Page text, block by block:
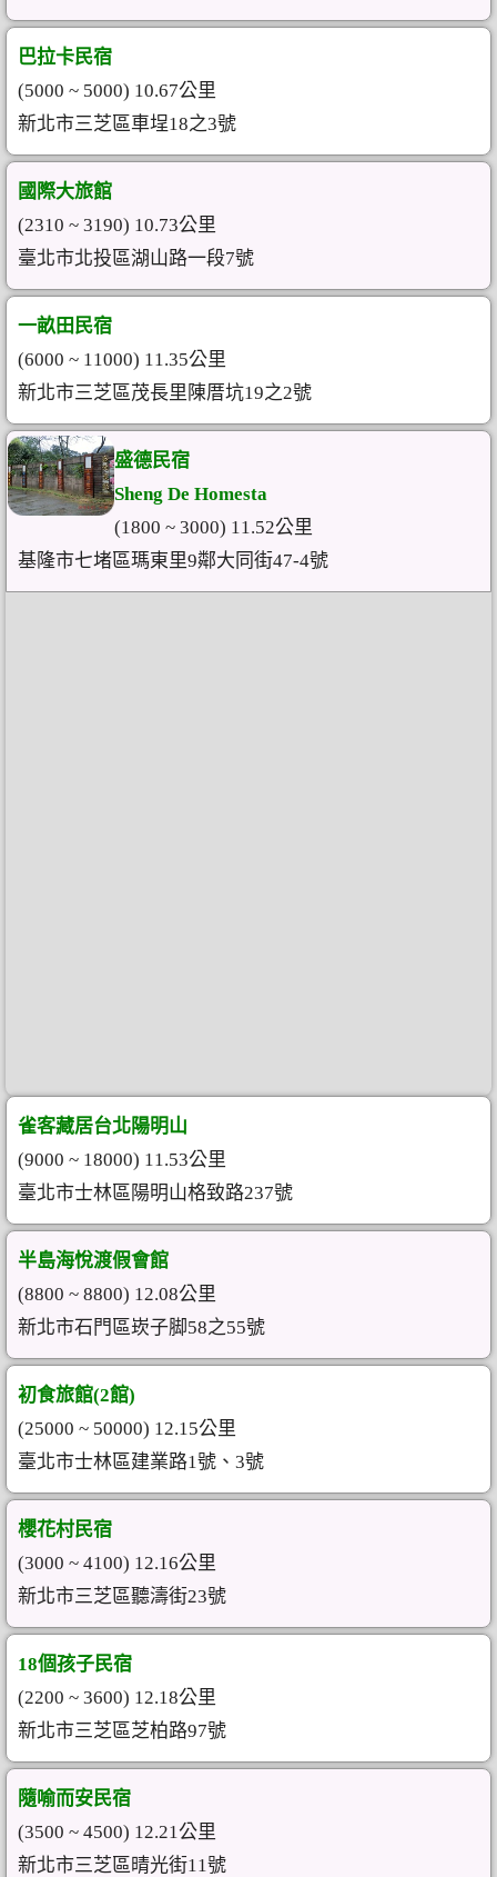
巴拉卡民宿
(5000 ~ 5000) 10.67公里
新北市三芝區車埕18之3號
國際大旅館
(2310 ~ 3190) 10.73公里
臺北市北投區湖山路一段7號
一畝田民宿
(6000 ~ 11000) 11.35公里
新北市三芝區茂長里陳厝坑19之2號
盛德民宿
Sheng De Homesta
(1800 ~ 3000) 11.52公里
基隆市七堵區瑪東里9鄰大同街47-4號
雀客藏居台北陽明山
(9000 ~ 18000) 11.53公里
臺北市士林區陽明山格致路237號
半島海悅渡假會館
(8800 ~ 8800) 12.08公里
新北市石門區崁子脚58之55號
初食旅館(2館)
(25000 ~ 50000) 12.15公里
臺北市士林區建業路1號、3號
櫻花村民宿
(3000 ~ 4100) 12.16公里
新北市三芝區聽濤街23號
18個孩子民宿
(2200 ~ 3600) 12.18公里
新北市三芝區芝柏路97號
隨喻而安民宿
(3500 ~ 4500) 12.21公里
新北市三芝區晴光街11號